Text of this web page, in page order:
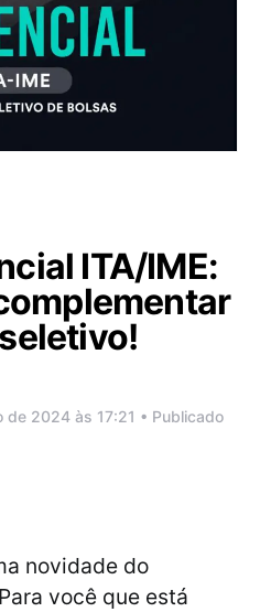
ITA/IME:
2024 às 17:21 • Publicado
novidade do
você que está